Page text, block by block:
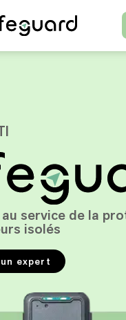
service de la
isolés
expert